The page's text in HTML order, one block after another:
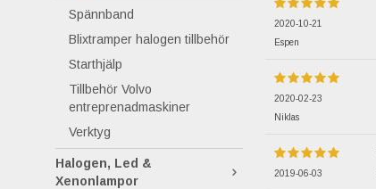
Spännband
Blixtramper halogen tillbehör
Starthjälp
Tillbehör Volvo
entreprenadmaskiner
Verktyg
Halogen, Led &
Xenonlampor
2020-10-21
Espen
2020-02-23
Niklas
2019-06-03